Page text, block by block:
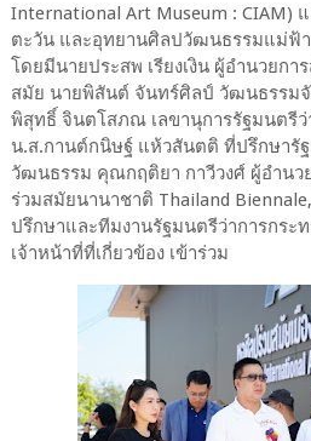
International Art Museum : CIAM)
ตะวัน และอุทยานศิลปวัฒนธรรมแม่ฟ้า
โดยมีนายประสพ เรียงเงิน ผู้อำนวยก
สมัย นายพิสันต์ จันทร์ศิลป์ วัฒนธรรมจั
พิสุทธิ์ จินตโสภณ เลขานุการรัฐมนตรีว่
น.ส.กานต์กนิษฐ์ แห้วสันตติ ที่ปรึกษารัฐ
วัฒนธรรม คุณกฤติยา กาวีวงศ์ ผู้อำนว
ร่วมสมัยนานาชาติ Thailand
ปรึกษาและทีมงานรัฐมนตรีว่าการกระ
เจ้าหน้าที่ที่เกี่ยวข้อง เข้าร่วม